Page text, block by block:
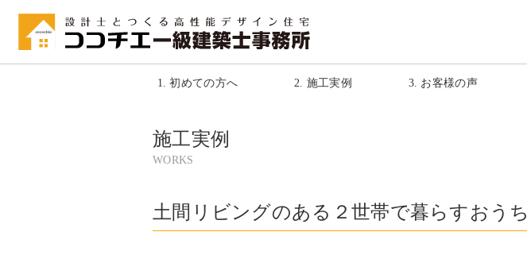
1. 初めての方へ 2. 施工実例 3. お客様の声
施工実例
WORKS
土間リビングのある２世帯で暮らすおうち